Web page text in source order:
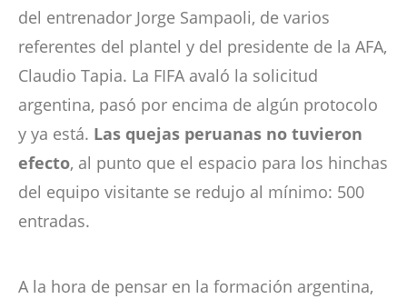
del entrenador Jorge Sampaoli, de varios
referentes del plantel y del presidente de la AFA,
Claudio Tapia. La FIFA avaló la solicitud
argentina, pasó por encima de algún protocolo
y ya está. Las quejas peruanas no tuvieron
efecto, al punto que el espacio para los hinchas
del equipo visitante se redujo al mínimo: 500
entradas.
A la hora de pensar en la formación argentina,